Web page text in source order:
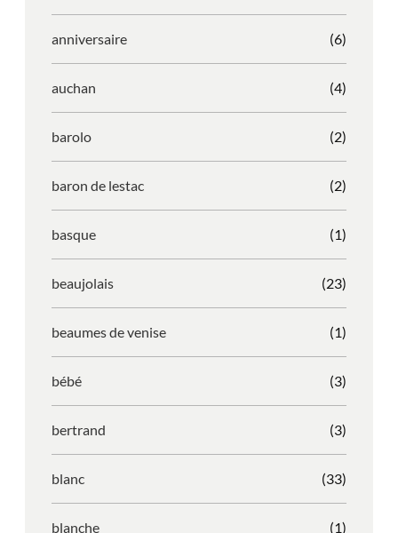
anniversaire (6)
auchan (4)
barolo (2)
baron de lestac (2)
basque (1)
beaujolais (23)
beaumes de venise (1)
bébé (3)
bertrand (3)
blanc (33)
blanche (1)